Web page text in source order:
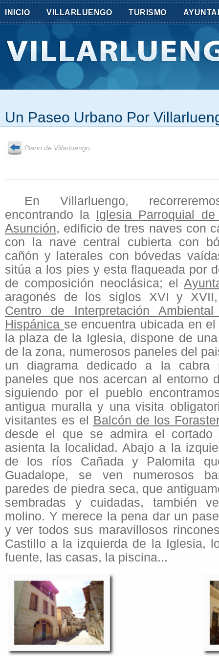
INICIO VILLARLUENGO TURISMO
Un Paseo Urbano Por
Plano de Villarluengo
En Villarluengo,
encontrando la Iglesia Parroquial
Asunción, edificio de tres naves con
con la nave central cubierta con
cañón y laterales con bóvedas
sitúa a los pies y esta flaqueada por
de composición neoclásica; el
aragonés de los siglos XVI y
Centro de Interpretación
Hispánica se encuentra ubicada en
la plaza de la Iglesia, dispone de
de la zona, numerosos paneles del
un diagrama dedicado a la cabra
paneles que nos acercan al entorno
siguiendo por el pueblo
antigua muralla y una visita
visitantes es el Balcón de los
desde el que se admira el
asienta la localidad. Abajo a la
de los ríos Cañada y Palomita
Guadalope, se ven numerosos
paredes de piedra seca, que
sembradas y cuidadas, también
molino. Y merece la pena dar un
y ver todos sus maravillosos
Castillo a la izquierda de la Iglesia,
fuente, las casas, la piscina...